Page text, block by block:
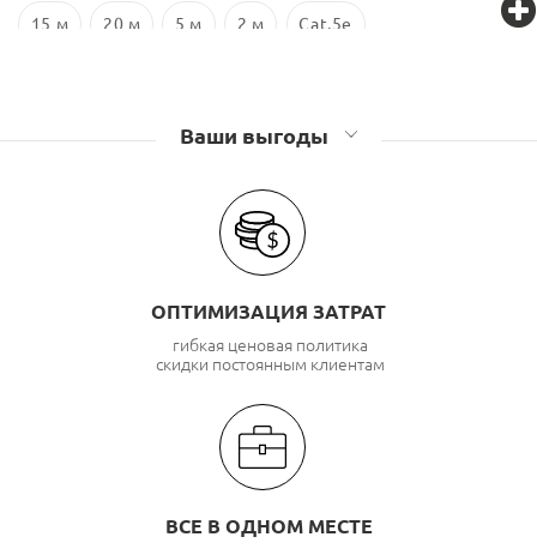
15 м 20 м 5 м 2 м Cat.5e
Ваши выгоды
ОПТИМИЗАЦИЯ ЗАТРАТ
гибкая ценовая политика
скидки постоянным клиентам
ВСЕ В ОДНОМ МЕСТЕ